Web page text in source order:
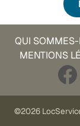
QUI
MENTIONS
©2026